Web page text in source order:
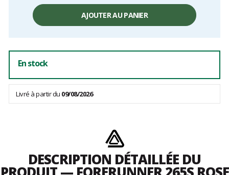
unitaire,
AJOUTER AU PANIER
En stock
Livré à partir du 09/08/2026
DESCRIPTION DÉTAILLÉE DU